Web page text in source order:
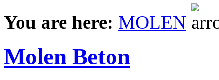
You are here: MOLEN
Molen Beton